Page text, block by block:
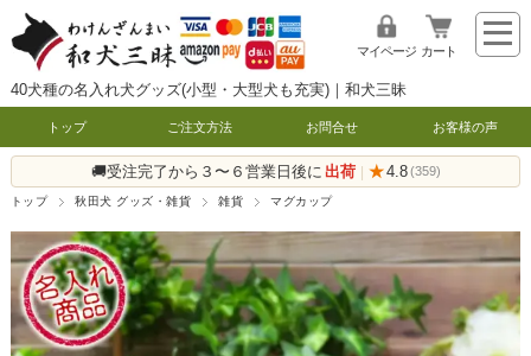
40犬種の名入れ犬グッズ(小型・大型犬も充実)｜和犬三昧
マイページ カート
トップ ご注文方法 お問合せ お客様の声
🚚受注完了から３〜６営業日後に 出荷 | ★4.8 (359)
トップ 秋田犬 グッズ・雑貨 雑貨 マグカップ